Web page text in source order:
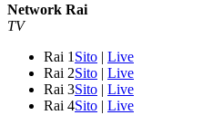
Network Rai
TV
Rai 1 Sito | Live
Rai 2Sito | Live
Rai 3Sito | Live
Rai 4Sito | Live